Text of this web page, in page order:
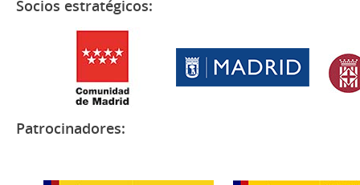
Socios estratégicos:
Patrocinadores: